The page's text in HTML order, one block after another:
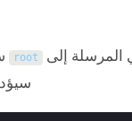
المرسلة إلى root